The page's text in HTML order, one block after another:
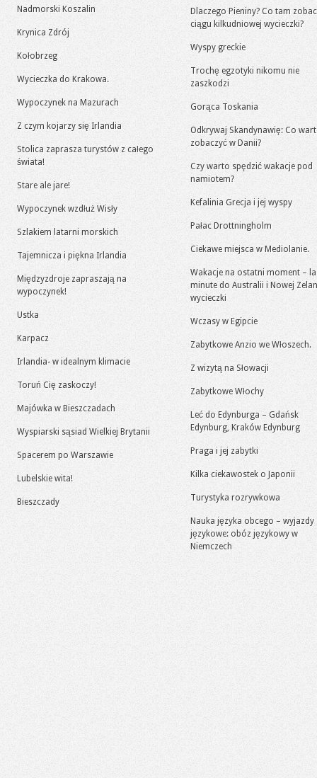
Nadmorski Koszalin
Krynica Zdrój
Kołobrzeg
Wycieczka do Krakowa.
Wypoczynek na Mazurach
Z czym kojarzy się Irlandia
Stolica zaprasza turystów z całego
świata!
Stare ale jare!
Wypoczynek wzdłuż Wisły
Szlakiem latarni morskich
Tajemnicza i piękna Irlandia
Międzyzdroje zapraszają na
wypoczynek!
Ustka
Karpacz
Irlandia- w idealnym klimacie
Toruń Cię zaskoczy!
Majówka w Bieszczadach
Wyspiarski sąsiad Wielkiej Brytanii
Spacerem po Warszawie
Lubelskie wita!
Bieszczady
Dlaczego Pieniny? Co tam
ciągu kilkudniowej wycieczki?
Wyspy greckie
Trochę egzotyki nikomu nie
zaszkodzi
Gorąca Toskania
Odkrywaj Skandynawię: Co
zobaczyć w Danii?
Czy warto spędzić wakacje pod
namiotem?
Kefalinia Grecja i jej wyspy
Pałac Drottningholm
Ciekawe miejsca w Mediolanie.
Wakacje na ostatni moment –
minute do Australii i Nowej
wycieczki
Wczasy w Egipcie
Zabytkowe Anzio we Włoszech.
Z wizytą na Słowacji
Zabytkowe Włochy
Leć do Edynburga – Gdańsk
Edynburg, Kraków Edynburg
Praga i jej zabytki
Kilka ciekawostek o Japonii
Turystyka rozrywkowa
Nauka języka obcego – wyjazdy
językowe: obóz językowy w
Niemczech